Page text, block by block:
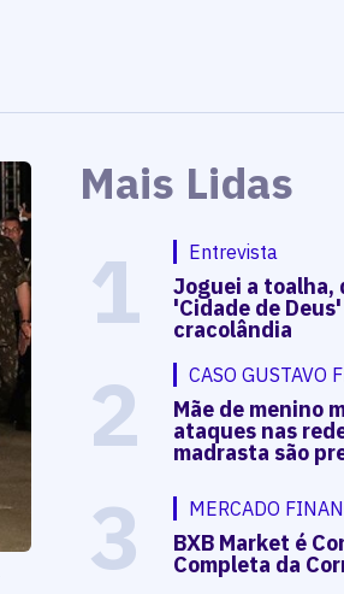
Mais Lidas
1 Entrevista
Joguei a toalha,
'Cidade de
cracolândia
2 CASO GUSTAVO
Mãe de menino
ataques nas
madrasta são
3 MERCADO
BXB Market é
Completa da